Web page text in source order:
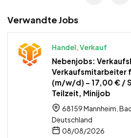
Verwandte Jobs
Handel, Verkauf
Nebenjobs:
Verkaufsmitarbeiter
(m/w/d) – 17,00 € /
Teilzeit, Minijob
68159 Mannheim,
Deutschland
08/08/2026